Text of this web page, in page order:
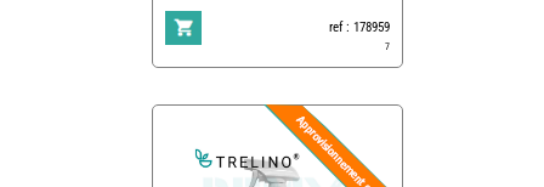
ref : 178959
7